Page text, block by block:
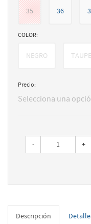
35 36
COLOR:
NEGRO TAUPE
Precio:
Selecciona una
- +
Descripción